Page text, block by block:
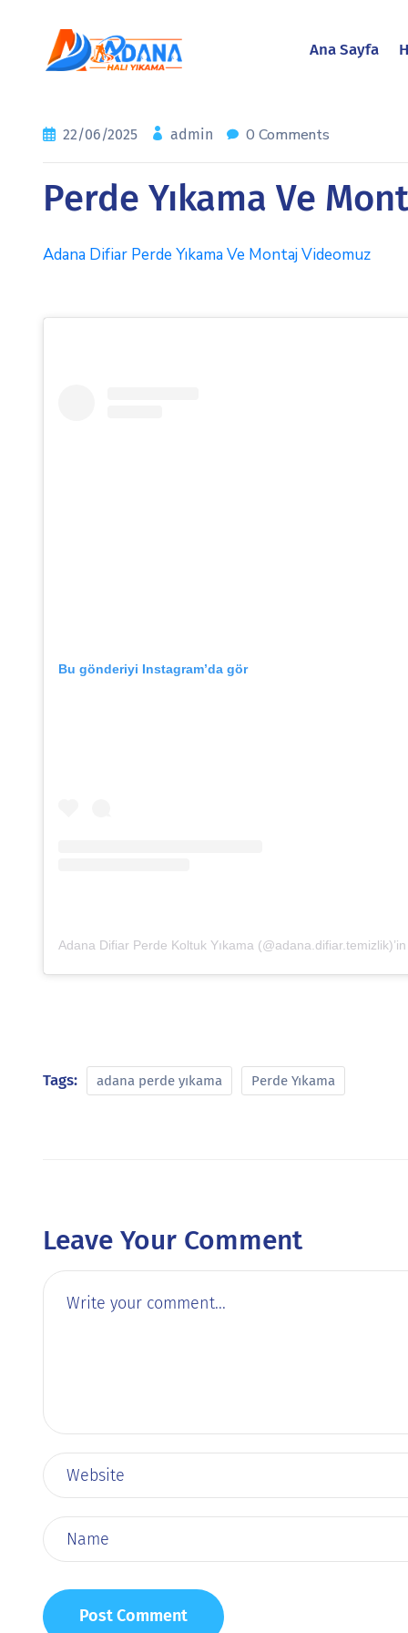
Ana Sayfa
22/06/2025 admin 0 Comments
Perde Yıkama Ve
Adana Difiar Perde Yıkama Ve Montaj Videomuz
Bu gönderiyi Instagram’da gör
Tags: adana perde yıkama Perde Yıkama
Leave Your Comment